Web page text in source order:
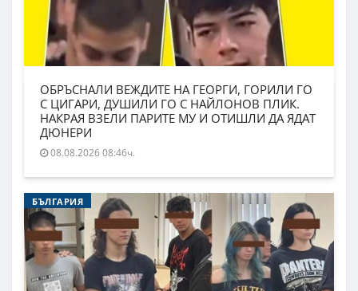
ОБРЪСНАЛИ ВЕЖДИТЕ НА ГЕОРГИ, ГОРИЛИ ГО
С ЦИГАРИ, ДУШИЛИ ГО С НАЙЛОНОВ ПЛИК.
НАКРАЯ ВЗЕЛИ ПАРИТЕ МУ И ОТИШЛИ ДА ЯДАТ
ДЮНЕРИ
08.08.2026 08:46ч.
БЪЛГАРИЯ